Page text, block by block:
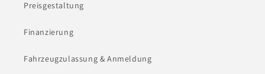
Preisgestaltung
Finanzierung
Fahrzeugzulassung & Anmeldung